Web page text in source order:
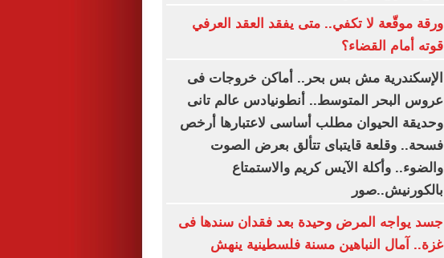
ورقة موقّعة لا تكفي.. متى يفقد العقد العرفي
قوته أمام القضاء؟
الإسكندرية مش بس بحر.. أماكن خروجات فى
عروس البحر المتوسط.. أنطونيادس عالم تانى
وحديقة الحيوان مطلب أساسى لاعتبارها أرخص
فسحة.. وقلعة قايتباى تتألق بعرض الصوت
والضوء.. وأكلة الآيس كريم والاستمتاع
بالكورنيش..صور
جسد يواجه المرض وحيدة بعد فقدان سندها فى
غزة.. آمال النباهين مسنة فلسطينية ينهش